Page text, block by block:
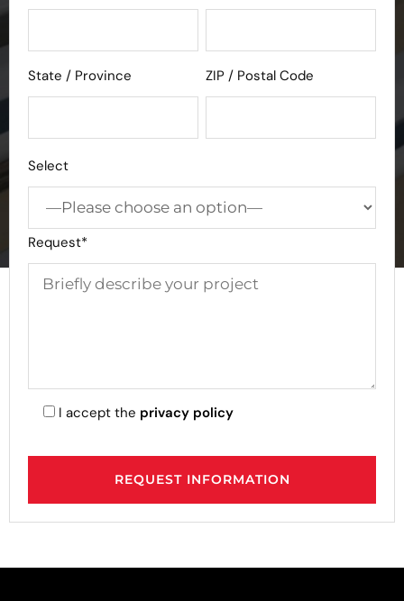
State / Province ZIP / Postal Code
Select
Request*
I accept the privacy policy
n